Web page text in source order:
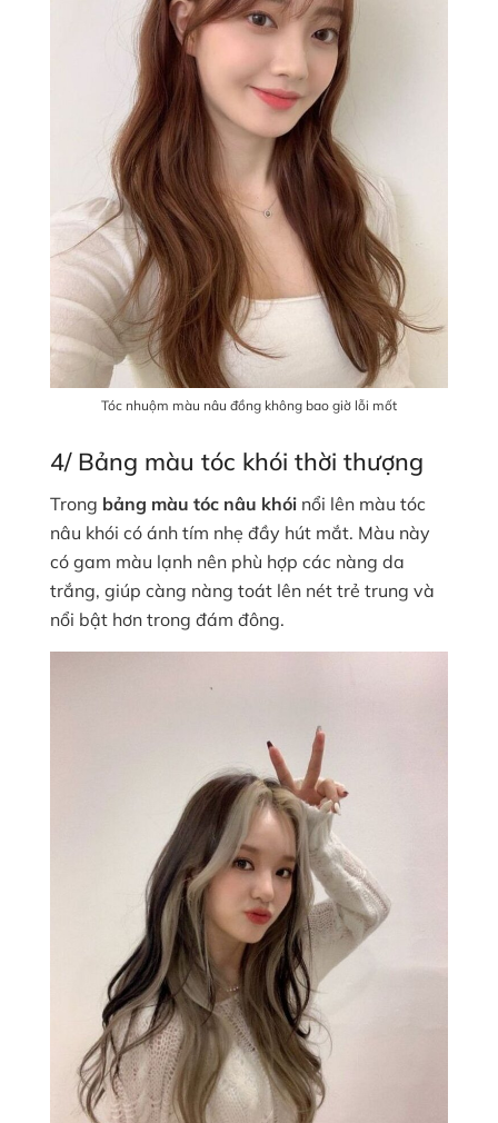
Tóc nhuộm màu nâu đồng không bao giờ lỗi mốt
4/ Bảng màu tóc khói thời thượng
Trong bảng màu tóc nâu khói nổi lên màu tóc
nâu khói có ánh tím nhẹ đầy hút mắt. Màu này
có gam màu lạnh nên phù hợp các nàng da
trắng, giúp càng nàng toát lên nét trẻ trung và
nổi bật hơn trong đám đông.